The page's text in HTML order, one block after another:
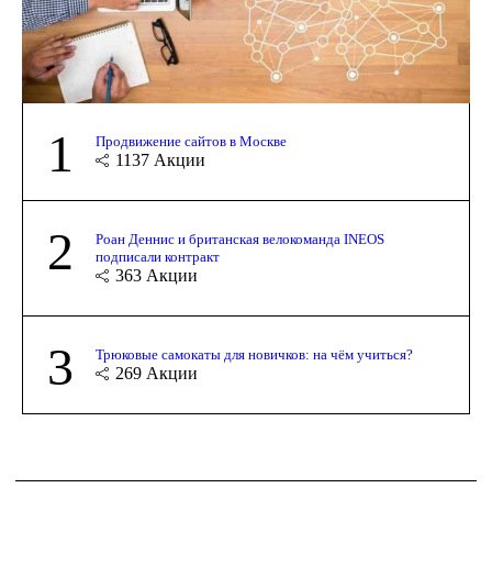
1 Продвижение сайтов в Москве
1137 Акции
2
Роан Деннис и британская велокоманда INEOS
подписали контракт
363 Акции
3 Трюковые самокаты для новичков: на чём учиться?
269 Акции